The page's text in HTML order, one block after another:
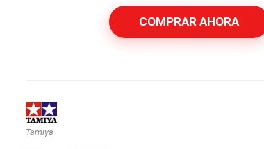
COMPRAR AHORA
Tamiya